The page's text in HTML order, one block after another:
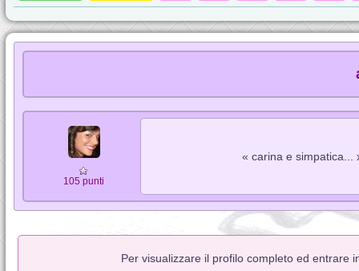
105 punti
« carina e simpatica...
Per visualizzare il profilo completo ed entrare